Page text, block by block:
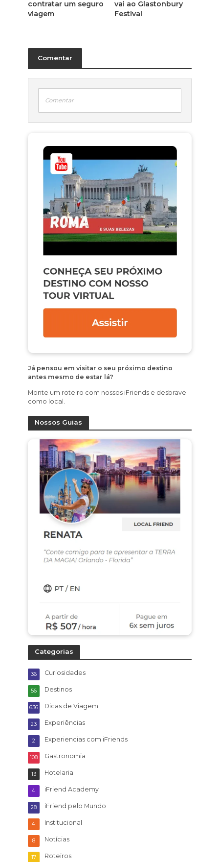
contratar um seguro
viagem
vai ao Glastonbury
Festival
Comentar
Comentar
Já pensou em visitar o seu próximo destino
antes mesmo de estar lá?
Monte um roteiro com nossos iFriends e desbrave
como local.
Nossos Guias
Categorias
Curiosidades
36
Destinos
56
Dicas de Viagem
636
Experiências
23
Experiencias com iFriends
2
Gastronomia
108
Hotelaria
13
iFriend Academy
4
iFriend pelo Mundo
28
Institucional
4
Notícias
8
Roteiros
17